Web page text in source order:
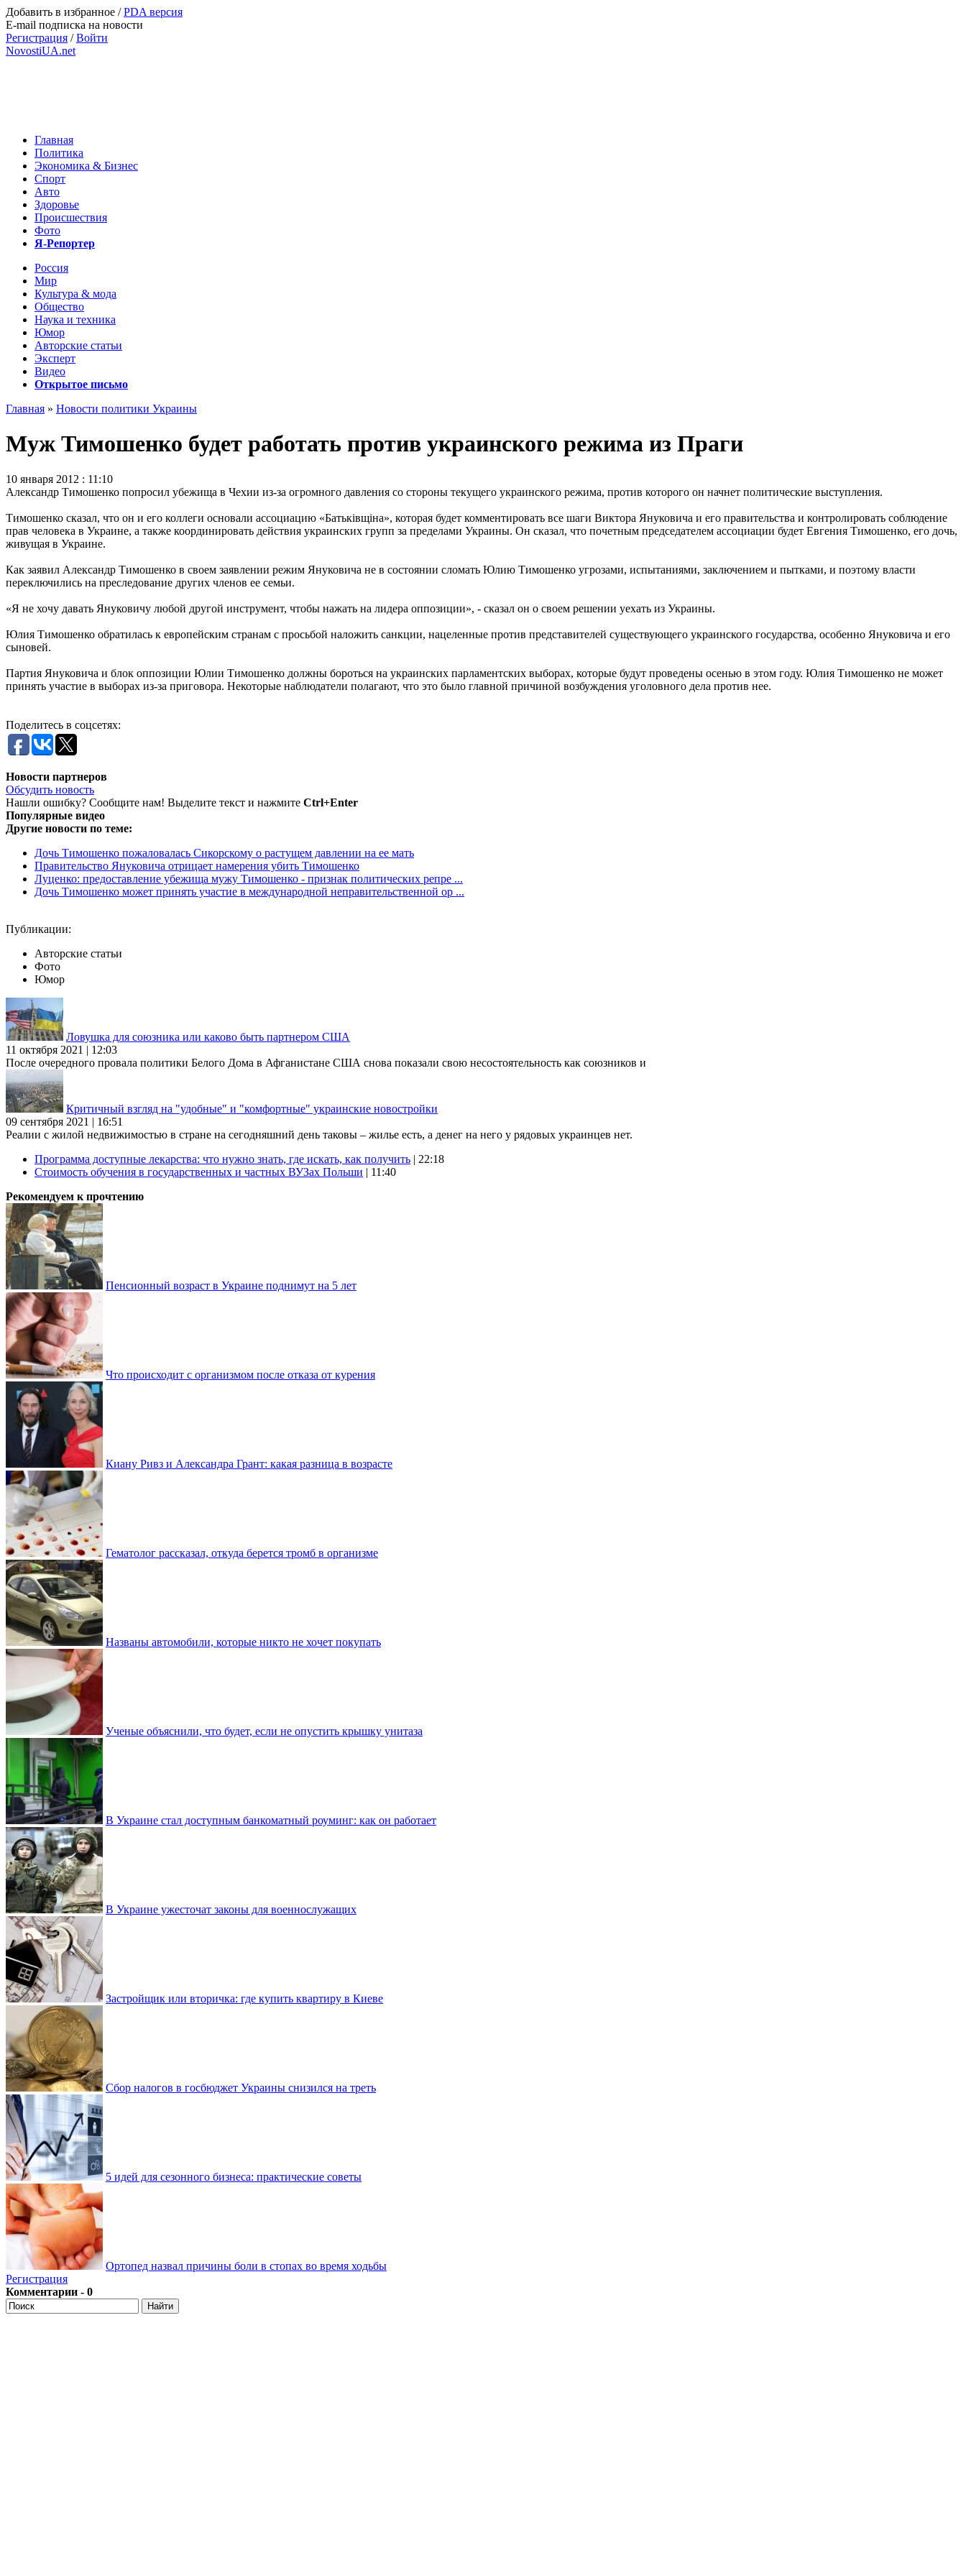
Добавить в избранное /PDA версия
E-mail подписка на новости
Регистрация /Войти
NovostiUA.net
Главная
Политика
Экономика & Бизнес
Спорт
Авто
Здоровье
Происшествия
Фото
Я-Репортер
Россия
Мир
Культура & мода
Общество
Наука и техника
Юмор
Авторские статьи
Эксперт
Видео
Открытое письмо
Главная » Новости политики Украины
Муж Тимошенко будет работать против украинского режима из Праги
10 января 2012 : 11:10
Александр Тимошенко попросил убежища в Чехии из-за огромного давления со стороны текущего украинского режима, против которого он начнет политические выступления.
Тимошенко сказал, что он и его коллеги основали ассоциацию «Батьківщіна», которая будет комментировать все шаги Виктора Януковича и его правительства и контролировать соблюдение
прав человека в Украине, а также координировать действия украинских групп за пределами Украины. Он сказал, что почетным председателем ассоциации будет Евгения Тимошенко, его дочь,
живущая в Украине.
Как заявил Александр Тимошенко в своем заявлении режим Януковича не в состоянии сломать Юлию Тимошенко угрозами, испытаниями, заключением и пытками, и поэтому власти
переключились на преследование других членов ее семьи.
«Я не хочу давать Януковичу любой другой инструмент, чтобы нажать на лидера оппозиции», - сказал он о своем решении уехать из Украины.
Юлия Тимошенко обратилась к европейским странам с просьбой наложить санкции, нацеленные против представителей существующего украинского государства, особенно Януковича и его
сыновей.
Партия Януковича и блок оппозиции Юлии Тимошенко должны бороться на украинских парламентских выборах, которые будут проведены осенью в этом году. Юлия Тимошенко не может
принять участие в выборах из-за приговора. Некоторые наблюдатели полагают, что это было главной причиной возбуждения уголовного дела против нее.
Поделитесь в соцсетях:
Новости партнеров
Обсудить новость
Нашли ошибку? Сообщите нам! Выделите текст и нажмите Ctrl+Enter
Популярные видео
Другие новости по теме:
Дочь Тимошенко пожаловалась Сикорскому о растущем давлении на ее мать
Правительство Януковича отрицает намерения убить Тимошенко
Луценко: предоставление убежища мужу Тимошенко - признак политических репре ...
Дочь Тимошенко может принять участие в международной неправительственной ор ...
Публикации:
Авторские статьи
Фото
Юмор
Ловушка для союзника или каково быть партнером США
11 октября 2021 | 12:03
После очередного провала политики Белого Дома в Афганистане США снова показали свою несостоятельность как союзников и
Критичный взгляд на "удобные" и "комфортные" украинские новостройки
09 сентября 2021 | 16:51
Реалии с жилой недвижимостью в стране на сегодняшний день таковы – жилье есть, а денег на него у рядовых украинцев нет.
Программа доступные лекарства: что нужно знать, где искать, как получить | 22:18
Стоимость обучения в государственных и частных ВУЗах Польши | 11:40
Рекомендуем к прочтению
Пенсионный возраст в Украине поднимут на 5 лет
Что происходит с организмом после отказа от курения
Киану Ривз и Александра Грант: какая разница в возрасте
Гематолог рассказал, откуда берется тромб в организме
Названы автомобили, которые никто не хочет покупать
Ученые объяснили, что будет, если не опустить крышку унитаза
В Украине стал доступным банкоматный роуминг: как он работает
В Украине ужесточат законы для военнослужащих
Застройщик или вторичка: где купить квартиру в Киеве
Сбор налогов в госбюджет Украины снизился на треть
5 идей для сезонного бизнеса: практические советы
Ортопед назвал причины боли в стопах во время ходьбы
Регистрация
Комментарии - 0